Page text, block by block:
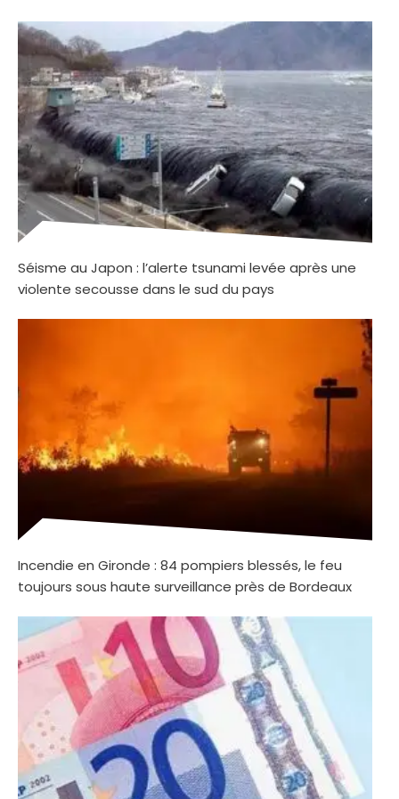
Séisme au Japon : l’alerte tsunami levée après une
violente secousse dans le sud du pays
Incendie en Gironde : 84 pompiers blessés, le feu
toujours sous haute surveillance près de Bordeaux